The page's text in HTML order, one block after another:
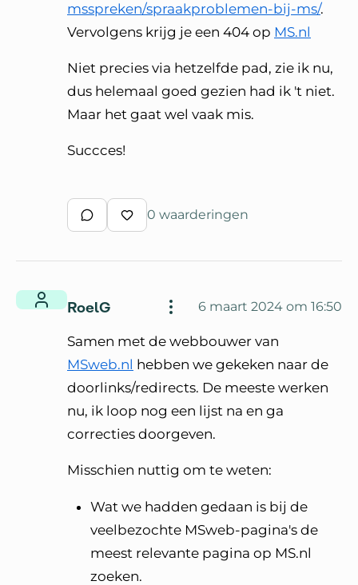
msspreken/spraakproblemen-bij-ms/.
Vervolgens krijg je een 404 op MS.nl
Niet precies via hetzelfde pad, zie ik nu,
dus helemaal goed gezien had ik 't niet.
Maar het gaat wel vaak mis.
Succces!
Schrijf een reactie
Waardeer reactie
0 waarderingen
RoelG 6 maart 2024 om 16:50
Samen met de webbouwer van
MSweb.nl hebben we gekeken naar de
doorlinks/redirects. De meeste werken
nu, ik loop nog een lijst na en ga
correcties doorgeven.
Misschien nuttig om te weten:
Wat we hadden gedaan is bij de
veelbezochte MSweb-pagina's de
meest relevante pagina op MS.nl
zoeken.